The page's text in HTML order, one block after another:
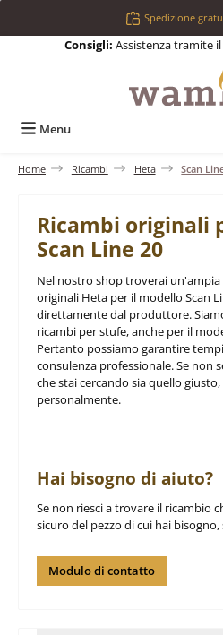
Passa al contenuto principale
Spedizione
Consigli: Assistenza tramite
Menu
Home Ricambi Heta Scan
Ricambi originali
Scan Line 20
Nel nostro shop troverai un'ampia
originali Heta per il modello Scan
direttamente dal produttore.
ricambi per stufe, anche per il
Pertanto possiamo garantire
consulenza professionale. Se non
che stai cercando sia quello
personalmente.
Hai bisogno di aiuto?
Se non riesci a trovare il ricambio
sicuro del pezzo di cui hai
Modulo di contatto